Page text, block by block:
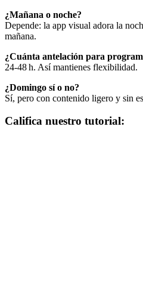
¿Mañana o noche?
Depende: la app visual adora la
mañana.
¿Cuánta antelación para
24‑48 h. Así mantienes flexibilidad.
¿Domingo sí o no?
Sí, pero con contenido ligero y sin
Califica nuestro tutorial: